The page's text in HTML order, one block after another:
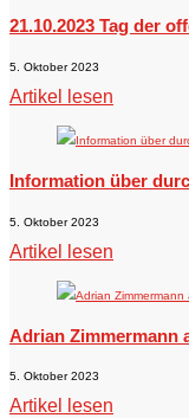
21.10.2023 Tag der
5. Oktober 2023
Artikel lesen
Information über
5. Oktober 2023
Artikel lesen
Adrian Zimmermann
5. Oktober 2023
Artikel lesen